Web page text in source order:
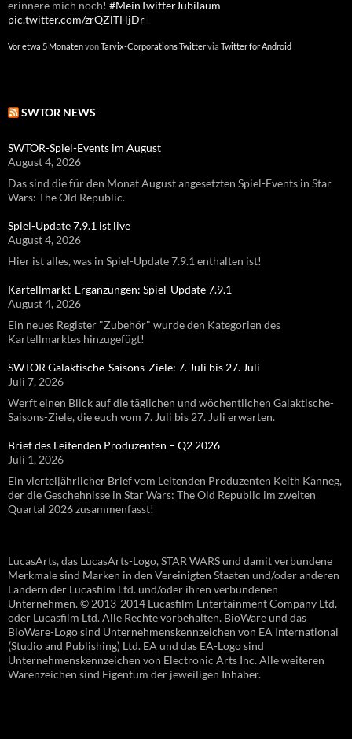
erinnere mich noch! #MeinTwitterJubiläum
pic.twitter.com/zrQZlTHjDr
Vor etwa 5 MonatenvonTarvix-Corporations Twittervia Twitter for Android
erinnere mich noch! #MeinTwitterJubiläum
pic.twitter.com/GITNW4yvgL
Vor etwa einem JahrvonTarvix-Corporations TwitterviaTwitter for Android
SWTOR NEWS
SWTOR-Spiel-Events im August
August 4, 2026
Das sind die für den Monat August angesetzten Spiel-Events in Star
Wars: The Old Republic.
Spiel-Update 7.9.1 ist live
August 4, 2026
Hier ist alles, was in Spiel-Update 7.9.1 enthalten ist!
Kartellmarkt-Ergänzungen: Spiel-Update 7.9.1
August 4, 2026
Ein neues Register "Zubehör" wurde den Kategorien des
Kartellmarktes hinzugefügt!
SWTOR Galaktische-Saisons-Ziele: 7. Juli bis 27. Juli
Juli 7, 2026
Werft einen Blick auf die täglichen und wöchentlichen Galaktische-
Saisons-Ziele, die euch vom 7. Juli bis 27. Juli erwarten.
Brief des Leitenden Produzenten – Q2 2026
Juli 1, 2026
Ein vierteljährlicher Brief vom Leitenden Produzenten Keith Kanneg,
der die Geschehnisse in Star Wars: The Old Republic im zweiten
Quartal 2026 zusammenfasst!
LucasArts, das LucasArts-Logo, STAR WARS und damit verbundene
Merkmale sind Marken in den Vereinigten Staaten und/oder anderen
Ländern der Lucasfilm Ltd. und/oder ihren verbundenen
Unternehmen. © 2013-2014 Lucasfilm Entertainment Company Ltd.
oder Lucasfilm Ltd. Alle Rechte vorbehalten. BioWare und das
BioWare-Logo sind Unternehmenskennzeichen von EA International
(Studio and Publishing) Ltd. EA und das EA-Logo sind
Unternehmenskennzeichen von Electronic Arts Inc. Alle weiteren
Warenzeichen sind Eigentum der jeweiligen Inhaber.